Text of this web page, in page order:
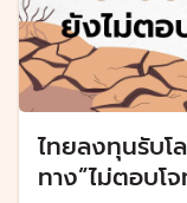
ไทยลงทุนรับโ
ทาง”ไม่ตอบโ